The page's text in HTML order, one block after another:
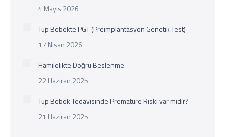
4 Mayıs 2026
Tüp Bebekte PGT (Preimplantasyon Genetik Test)
17 Nisan 2026
Hamilelikte Doğru Beslenme
22 Haziran 2025
Tüp Bebek Tedavisinde Prematüre Riski var mıdır?
21 Haziran 2025